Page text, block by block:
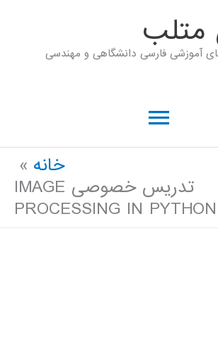
متلب
آموزشی فارسی دانشگاهی و مهندسی
فهرست
خانه
تدریس خصوصی IMAGE
PROCESSING IN PYTHON